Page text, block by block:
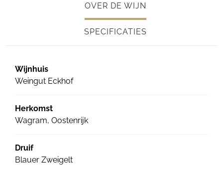
OVER DE WIJN
SPECIFICATIES
Wijnhuis
Weingut Eckhof
Herkomst
Wagram, Oostenrijk
Druif
Blauer Zweigelt